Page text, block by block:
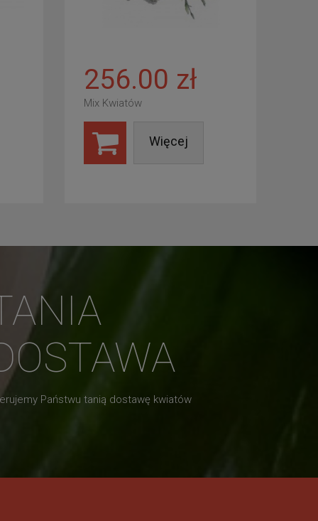
256.00 zł
Mix Kwiatów
Więcej
Państwu tanią dostawę kwiatów